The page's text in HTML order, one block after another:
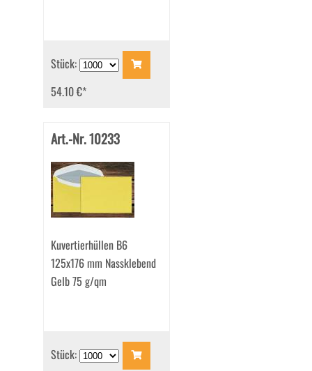
Stück:
54.10 €*
Art.-Nr. 10233
Kuvertierhüllen B6
125x176 mm Nassklebend
Gelb 75 g/qm
Stück: